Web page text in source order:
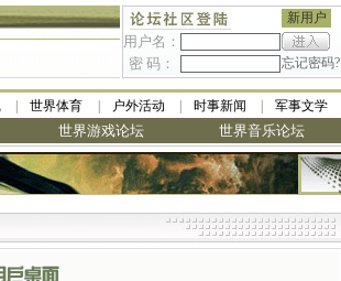
新用户
用户名：
密 码：
忘记密码?
世界体育 户外活动 时事新闻 军事文学
世界游戏论坛 世界音乐论坛